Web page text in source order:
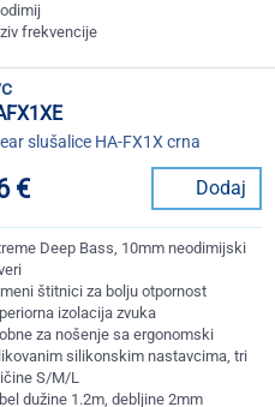
frekvencije
slušalice HA-FX1X crna
€ Dodaj
Deep Bass, 10mm neodimijski
štitnici za bolju otpornost
izolacija zvuka
za nošenje sa ergonomski
silikonskim nastavcima, tri
S/M/L
dužine 1.2m, debljine 2mm